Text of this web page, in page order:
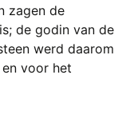
zagen de
de godin van de
werd daarom
voor het